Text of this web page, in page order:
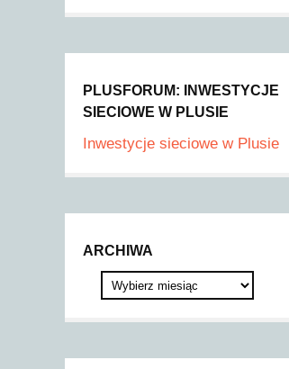
PLUSFORUM: INWESTYCJE
SIECIOWE W PLUSIE
Inwestycje sieciowe w Plusie
ARCHIWA